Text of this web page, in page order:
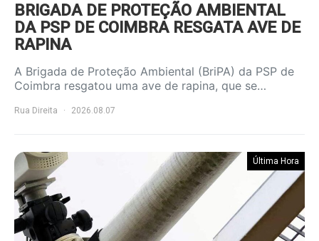
BRIGADA DE PROTEÇÃO AMBIENTAL
DA PSP DE COIMBRA RESGATA AVE DE
RAPINA
A Brigada de Proteção Ambiental (BriPA) da PSP de
Coimbra resgatou uma ave de rapina, que se…
Rua Direita 2026.08.07
Última Hora